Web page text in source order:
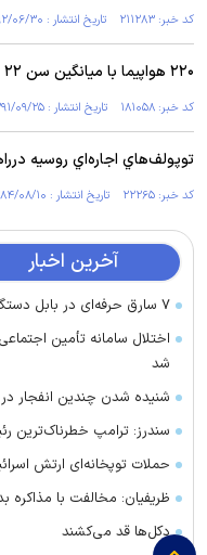
کد خبر: ۲۱۱۲۸۳ تاریخ انتشار : ۱۳۹۲/۰۶/۳۰
۲۲۰ هواپیما با میانگین سن ۲۲ سال در ایران
کد خبر: ۱۸۱۰۵۸ تاریخ انتشار : ۱۳۹۱/۰۹/۲۵
توپولف‌هاي اجاره‌اي روسيه
کد خبر: ۲۲۲۶۵ تاریخ انتشار : ۱۳۸۴/۰۸/۱۰
آخرین اخبار
۷ سارق حرفه‌ای در بابل دستگیر شدند
اختلال سامانه تأمین
شد
شنیده شدن چندین انفجار
سندرز: ترامپ خطرناک‌ترین
حملات توپخانه‌ای ارتش
ظریفیان: مخالفت با مذاکره
دکل‌ها قد می‌کشند